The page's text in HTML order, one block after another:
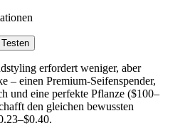
erfordert weniger, aber
– einen Premium-Seifenspender,
und eine perfekte Pflanze ($100–
den gleichen bewussten